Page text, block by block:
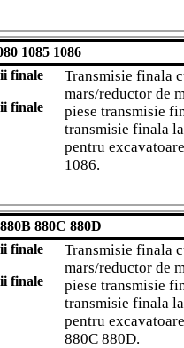
1085 1086
finale
finale
Transmisie finala
mars/reductor de
piese transmisie
transmisie finala
pentru
1086.
880C 880D
finale
finale
Transmisie finala
mars/reductor de
piese transmisie
transmisie finala
pentru
880C 880D.